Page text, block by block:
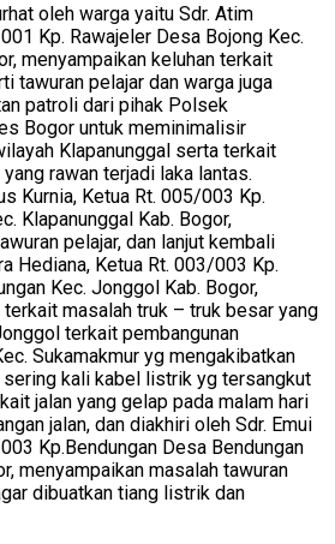
oleh warga yaitu Sdr. Atim
Kp. Rawajeler Desa Bojong Kec.
menyampaikan keluhan terkait
tawuran pelajar dan warga juga
patroli dari pihak Polsek
Bogor untuk meminimalisir
Klapanunggal serta terkait
rawan terjadi laka lantas.
Kurnia, Ketua Rt. 005/003 Kp.
Klapanunggal Kab. Bogor,
pelajar, dan lanjut kembali
Hediana, Ketua Rt. 003/003 Kp.
Kec. Jonggol Kab. Bogor,
masalah truk – truk besar yang
terkait pembangunan
Sukamakmur yg mengakibatkan
sering kali kabel listrik yg tersangkut
jalan yang gelap pada malam hari
jalan, dan diakhiri oleh Sdr. Emui
Kp.Bendungan Desa Bendungan
menyampaikan masalah tawuran
dibuatkan tiang listrik dan